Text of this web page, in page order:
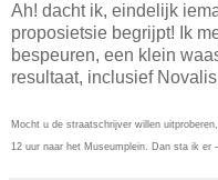
Ah! dacht ik, eindelijk
proposietsie begrijpt! Ik
bespeuren, een klein
resultaat, inclusief
Mocht u de straatschrijver willen
12 uur naar het Museumplein. Dan sta ik er